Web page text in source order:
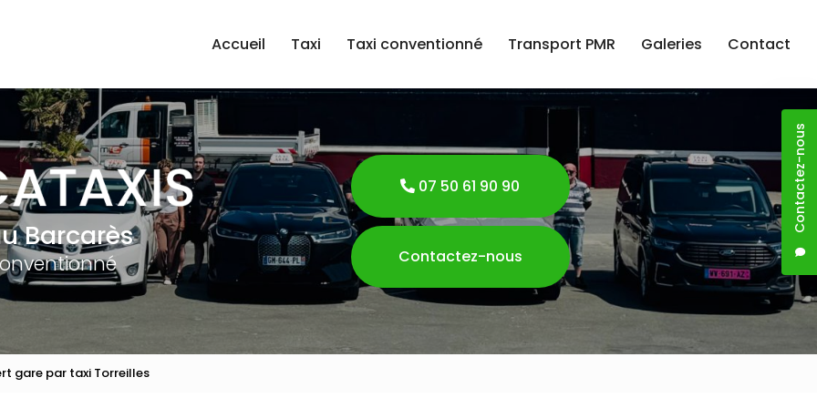
Contactez-nous
Accueil
Taxi Taxi conventionné Transport PMR Galeries Contact
Barcarès
07 50 61 90 90
Contactez-nous
gare par taxi Torreilles